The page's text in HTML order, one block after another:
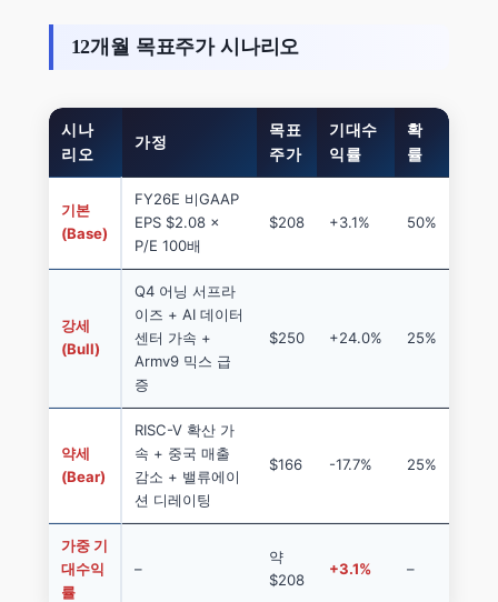
12개월 목표주가 시나리오
시나
리오
가정
목표
주가
기대수
익률
확
률
기본
(Base)
FY26E 비GAAP
EPS $2.08 ×
P/E 100배
$208 +3.1% 50%
강세
(Bull)
Q4 어닝 서프라
이즈 + AI 데이터
센터 가속 +
Armv9 믹스 급
증
$250 +24.0% 25%
약세
(Bear)
RISC-V 확산 가
속 + 중국 매출
감소 + 밸류에이
션 디레이팅
$166 -17.7% 25%
가중 기
대수익
률
–
약
$208
+3.1% –